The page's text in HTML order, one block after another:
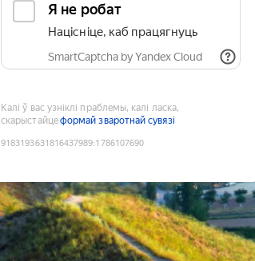
Я не робат
Націсніце, каб працягнуць
SmartCaptcha by Yandex Cloud
Калі ў вас узніклі праблемы, калі ласка,
скарыстайцеформай зваротнай сувязі
9183193631816437989:1786107690